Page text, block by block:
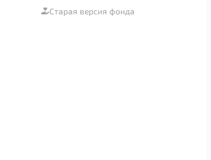
Старая версия фонда